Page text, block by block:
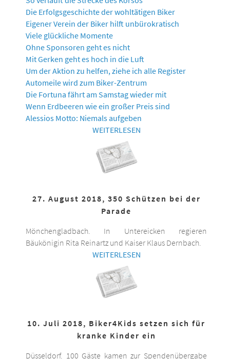
Die Erfolgsgeschichte der wohltätigen Biker
Eigener Verein der Biker hilft unbürokratisch
Viele glückliche Momente
Ohne Sponsoren geht es nicht
Mit Gerken geht es hoch in die Luft
Um der Aktion zu helfen, ziehe ich alle Register
Automeile wird zum Biker-Zentrum
Die Fortuna fährt am Samstag wieder mit
Wenn Erdbeeren wie ein großer Preis sind
Alessios Motto: Niemals aufgeben
WEITERLESEN
27. August 2018, 350 Schützen bei der
Parade
Mönchengladbach. In Untereicken regieren
Bäukönigin Rita Reinartz und Kaiser Klaus Dernbach.
WEITERLESEN
10. Juli 2018, Biker4Kids setzen sich für
kranke Kinder ein
Düsseldorf. 100 Gäste kamen zur Spendenübergabe